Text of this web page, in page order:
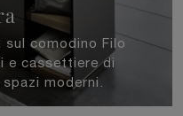
comodino Filo
e cassettiere di
moderni.